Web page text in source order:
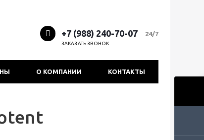
+7 (988) 240-70-07 24/7
ЗАКАЗАТЬ ЗВОНОК
О КОМПАНИИ КОНТАКТЫ